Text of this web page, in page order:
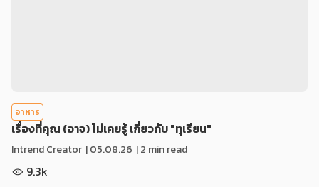
อาหาร
เรื่องที่คุณ (อาจ) ไม่เคยรู้ เกี่ยวกับ "ทุเรียน"
Intrend Creator |05.08.26 | 2 min read
9.3k